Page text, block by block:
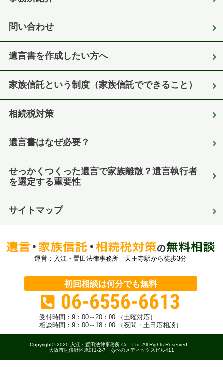
問い合わせ
遺言書を作成したい方へ
家族信託という制度（家族信託でできること）
相続税対策
遺言書はなぜ必要？
せっかくつくった遺言で家族離散？遺言執行者
を選定する重要性
サイトマップ
運営：入江・置田法律事務所 天王寺駅から徒歩3分
初回相談は何分でも無料
06-6556-6613
受付時間： 9：00～20：00 （土曜対応）
相談時間：9：00～18：00 （夜間・土日応相談）
Copyright© 2020 入江・置田法律事務所 Co., Ltd. All Rights Reserved.
大阪市阿倍野区旭町1-2-7 あべのメディックスビル411